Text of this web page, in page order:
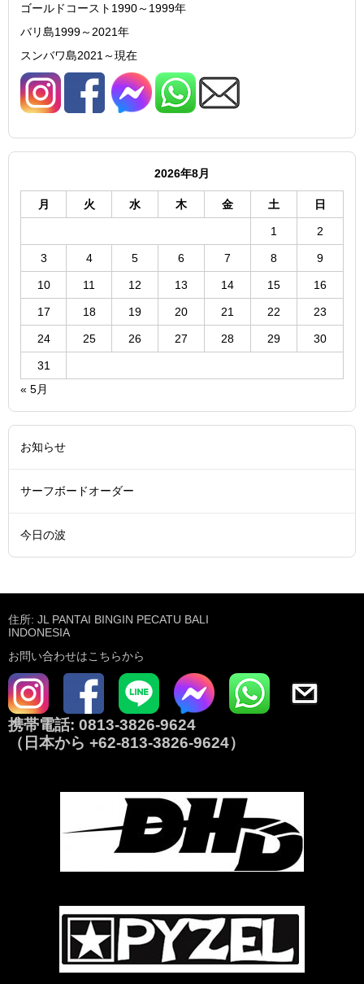
ゴールドコースト1990～1999年
バリ島1999～2021年
スンバワ島2021～現在
2026年8月
月 火 水 木 金 土 日
1 2
3 4 5 6 7 8 9
10 11 12 13 14 15 16
17 18 19 20 21 22 23
24 25 26 27 28 29 30
31
« 5月
お知らせ
サーフボードオーダー
今日の波
住所: JL PANTAI BINGIN PECATU BALI
INDONESIA
お問い合わせはこちらから
携帯電話: 0813-3826-9624
（日本から +62-813-3826-9624）